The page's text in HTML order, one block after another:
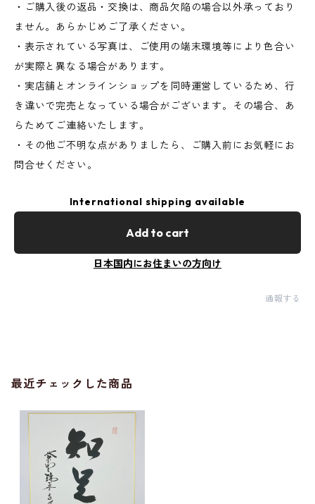
・ご購入後の返品・交換は、商品欠陥の場合以外承っており
ません。あらかじめご了承ください。
・表示されている写真は、ご使用の端末環境等により色合い
が実際と異なる場合があります。
・実店舗とオンラインショップを同時運営しているため、行
き違いで完売となっている場合がございます。その場合、あ
らためてご連絡いたします。
・その他ご不明な点がありましたら、ご購入前にお気軽にお
問合せください。
International shipping available
Add to cart
日本国内にお住まいの方向け
通報する
最近チェックした商品